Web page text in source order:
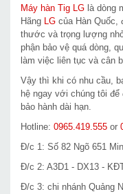
Máy hàn Tig LG là dòng
Hãng LG của Hàn
thước và trọng lượng
phận bảo vệ quá dòng,
làm việc liên tục và cân
Vậy thì khi có nhu cầu,
hệ ngay với chúng tôi
bảo hành dài hạn.
Hotline: 0965.419.555 or
Đ/c 1: Số 82 Ngõ 651
Đ/c 2: A3D1 - DX13 -
Đ/c 3: chi nhánh Quảng